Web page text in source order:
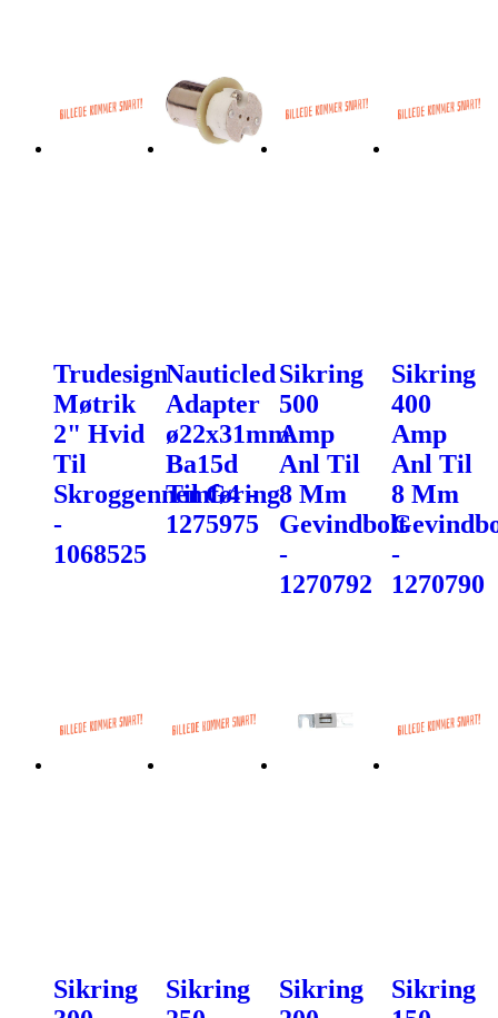
Trudesign
Møtrik
2" Hvid
Til
Skroggennemføring
-
1068525
Nauticled
Adapter
ø22x31mm
Ba15d
Til G4 -
1275975
Sikring
500
Amp
Anl Til
8 Mm
Gevindbolt
-
1270792
Sikring
400
Amp
Anl Til
8 Mm
-
1270790
Sikring
Sikring
Sikring
Sikring